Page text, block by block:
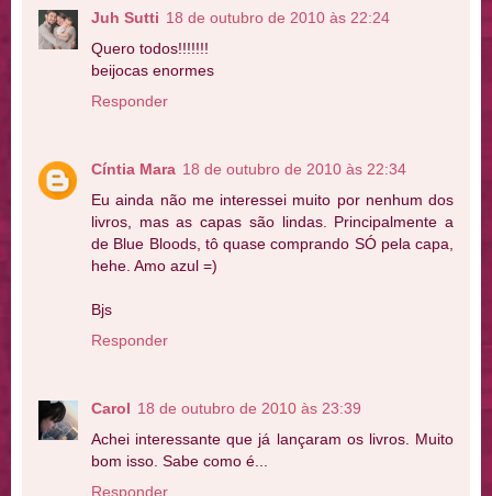
Juh Sutti 18 de outubro de 2010 às 22:24
Quero todos!!!!!!!
beijocas enormes
Responder
Cíntia Mara 18 de outubro de 2010 às 22:34
Eu ainda não me interessei muito por nenhum dos
livros, mas as capas são lindas. Principalmente a
de Blue Bloods, tô quase comprando SÓ pela capa,
hehe. Amo azul =)
Bjs
Responder
Carol 18 de outubro de 2010 às 23:39
Achei interessante que já lançaram os livros. Muito
bom isso. Sabe como é...
Responder